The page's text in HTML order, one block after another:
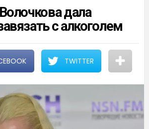
дала
с алкоголем
TWITTER